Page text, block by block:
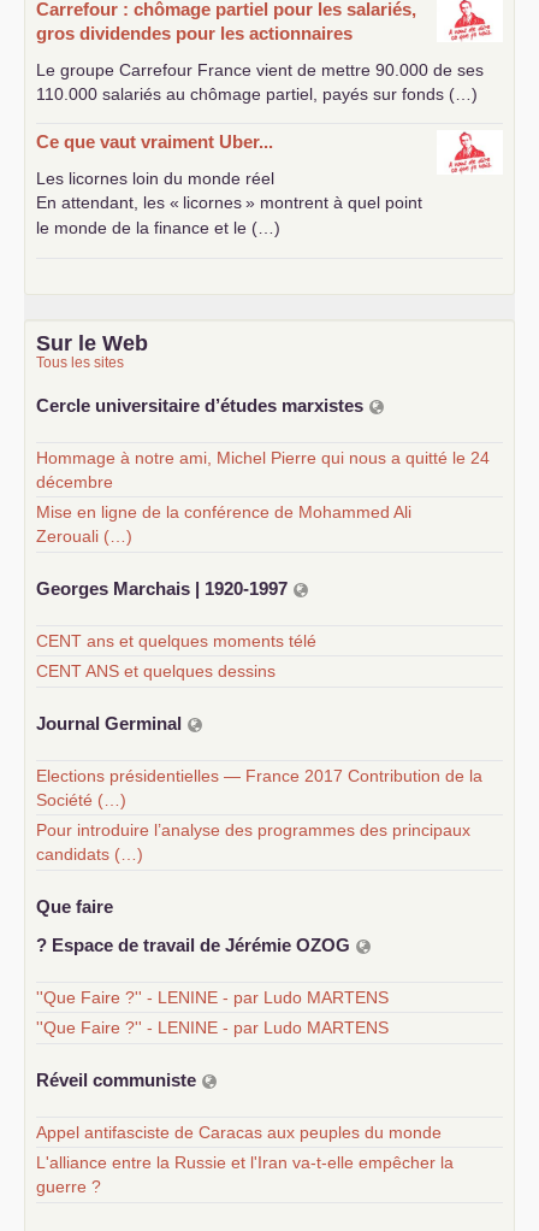
Carrefour : chômage partiel pour les salariés,
gros dividendes pour les actionnaires
Le groupe Carrefour France vient de mettre 90.000 de ses
110.000 salariés au chômage partiel, payés sur fonds (…)
Ce que vaut vraiment Uber...
Les licornes loin du monde réel
En attendant, les « licornes» montrent à quel point
le monde de la finance et le (…)
Sur le Web
Tous les sites
Cercle universitaire d’études marxistes
Hommage à notre ami, Michel Pierre qui nous a quitté le 24
décembre
Mise en ligne de la conférence de Mohammed Ali
Zerouali (…)
Georges Marchais | 1920-1997
CENT ans et quelques moments télé
CENT ANS et quelques dessins
Journal Germinal
Elections présidentielles — France 2017 Contribution de la
Société (…)
Pour introduire l’analyse des programmes des principaux
candidats (…)
Que faire
? Espace de travail de Jérémie OZOG
''Que Faire ?'' - LENINE - par Ludo MARTENS
''Que Faire ?'' - LENINE - par Ludo MARTENS
Réveil communiste
Appel antifasciste de Caracas aux peuples du monde
L'alliance entre la Russie et l'Iran va-t-elle empêcher la
guerre ?